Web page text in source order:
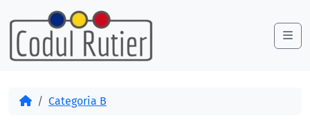
Skip to content
Skip to footer
AcasăCategoria B